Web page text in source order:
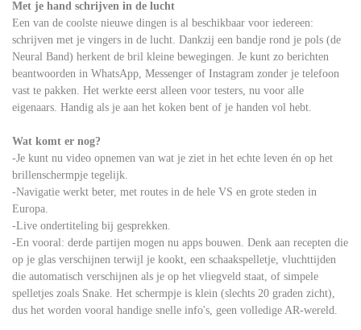
Met je hand schrijven in de lucht
Een van de coolste nieuwe dingen is al beschikbaar voor iedereen:
schrijven met je vingers in de lucht. Dankzij een bandje rond je pols (de
Neural Band) herkent de bril kleine bewegingen. Je kunt zo berichten
beantwoorden in WhatsApp, Messenger of Instagram zonder je telefoon
vast te pakken. Het werkte eerst alleen voor testers, nu voor alle
eigenaars. Handig als je aan het koken bent of je handen vol hebt.
Wat komt er nog?
-Je kunt nu video opnemen van wat je ziet in het echte leven én op het
brillenschermpje tegelijk.
-Navigatie werkt beter, met routes in de hele VS en grote steden in
Europa.
-Live ondertiteling bij gesprekken.
-En vooral: derde partijen mogen nu apps bouwen. Denk aan recepten die
op je glas verschijnen terwijl je kookt, een schaakspelletje, vluchttijden
die automatisch verschijnen als je op het vliegveld staat, of simpele
spelletjes zoals Snake. Het schermpje is klein (slechts 20 graden zicht),
dus het worden vooral handige snelle info's, geen volledige AR-wereld.